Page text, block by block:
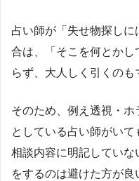
占い師が「失せ物探し
合は、「そこを何とか
らず、大人しく引くのも
そのため、例え透視・
としている占い師がい
相談内容に明記してい
をするのは避けた方が良